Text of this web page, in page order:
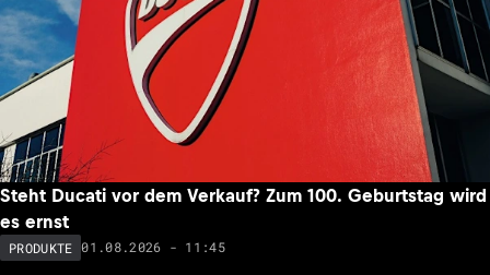
Steht Ducati vor dem Verkauf? Zum 100. Geburtstag wird
es ernst
PRODUKTE 01.08.2026 - 11:45